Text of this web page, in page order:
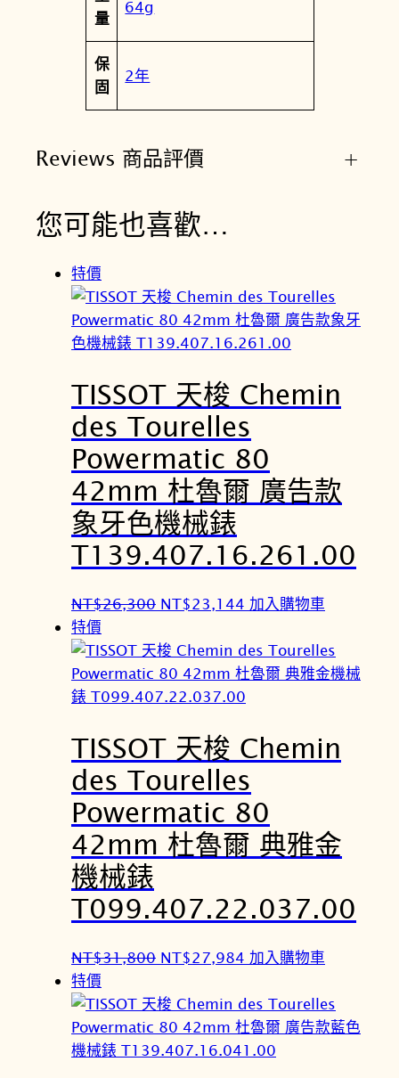
6
.
1
.
0
數
量
量
64g
保
固
2年
Reviews 商品評價 +
您可能也喜歡…
特價
TISSOT 天梭 Chemin
des Tourelles
Powermatic 80
42mm 杜魯爾 廣告款
象牙色機械錶
T139.407.16.261.00
NT$26,300 原
價
格
：
T
$
2
6
3
0
。
NT$23,144 目
價
格
：
T
$
2
3
,
1
4
。
加入購物車
特價
TISSOT 天梭 Chemin
des Tourelles
Powermatic 80
42mm 杜魯爾 典雅金
機械錶
T099.407.22.037.00
NT$31,800 原
價
格
：
NT$27,984 目
價
格
：
加入購物車
特價